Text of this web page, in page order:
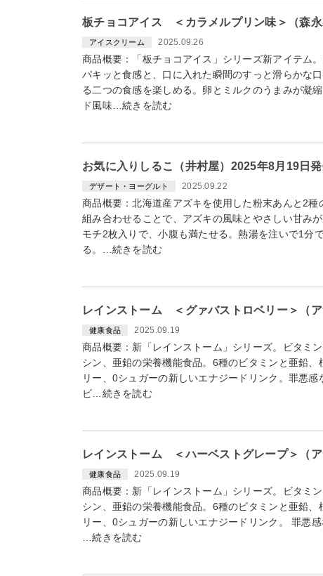
板チョコアイス ＜カラメルプリン味＞（森
アイスクリーム 2025.09.26
商品概要：「板チョコアイス」シリーズ新アイテム
パキッと食感と、口に入れた瞬間のすっと滑らかな
る二つの食感を楽しめる。卵とミルクのうまみが凝
ド風味…続きを読む
お気に入りしるこ（井村屋）2025年8月19日
デザート・ヨーグルト 2025.09.22
商品概要：北海道産アズキを使用した粉末あんと2
組み合わせることで、アズキの風味とやさしい甘み
モチ2枚入りで、小腹も満たせる。熱湯を注いで1分
る。…続きを読む
レインストーム ＜グァバストロベリー＞（
健康食品 2025.09.19
商品概要：新「レインストーム」シリーズ。ビタミ
シン、亜鉛の栄養機能食品。6種のビタミンと亜鉛
リー、0シュガーの新しいエナジードリンク。罪悪感
ビ…続きを読む
レインストーム ＜ハーベストグレープ＞（
健康食品 2025.09.19
商品概要：新「レインストーム」シリーズ。ビタミ
シン、亜鉛の栄養機能食品。6種のビタミンと亜鉛
リー、0シュガーの新しいエナジードリンク。 罪悪
…続きを読む